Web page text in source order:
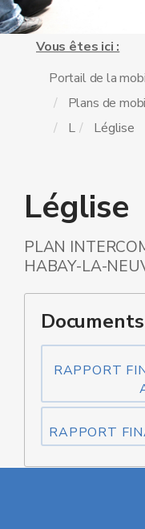
Vous êtes ici :
Portail de la
Plans de
L
Léglise
Léglise
PLAN
HABAY-LA-
RAPPORT
RAPPORT